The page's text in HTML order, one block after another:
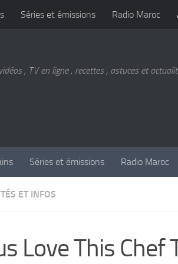
Séries et émissions Radio Maroc
, TV en ligne , recettes , astuces et
Séries et émissions Radio Maroc
ET INFOS
Love This Chef